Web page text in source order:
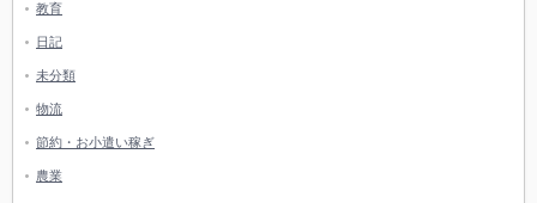
教育
日記
未分類
物流
節約・お小遣い稼ぎ
農業